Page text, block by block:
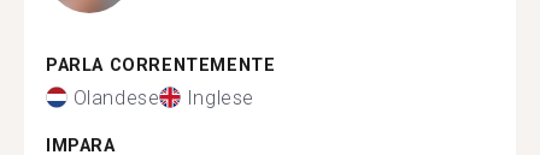
PARLA CORRENTEMENTE
Olandese Inglese
IMPARA